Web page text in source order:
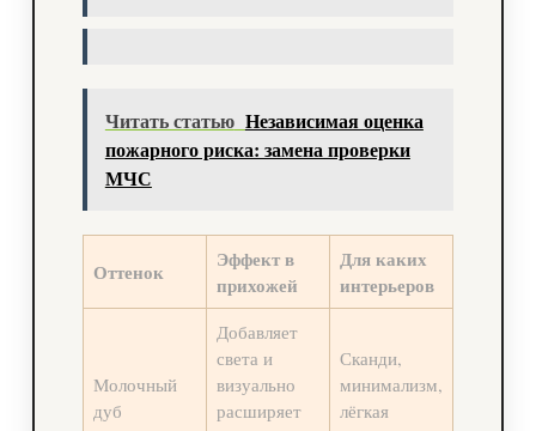
Читать статью Независимая оценка
пожарного риска: замена проверки
МЧС
Оттенок
Эффект в
прихожей
Для каких
интерьеров
Молочный
дуб
Добавляет
света и
визуально
расширяет
Сканди,
минимализм,
лёгкая